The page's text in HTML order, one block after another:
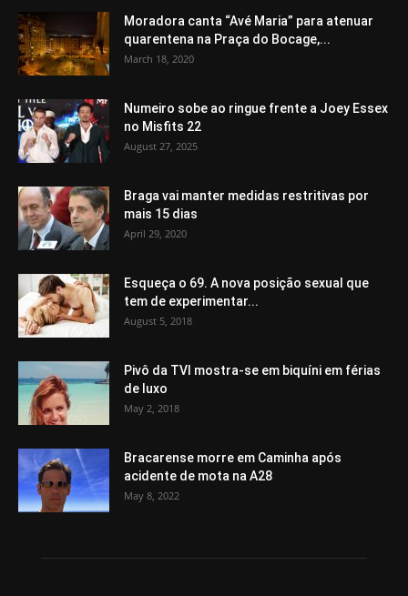
Moradora canta “Avé Maria” para atenuar
quarentena na Praça do Bocage,...
March 18, 2020
Numeiro sobe ao ringue frente a Joey Essex
no Misfits 22
August 27, 2025
Braga vai manter medidas restritivas por
mais 15 dias
April 29, 2020
Esqueça o 69. A nova posição sexual que
tem de experimentar...
August 5, 2018
Pivô da TVI mostra-se em biquíni em férias
de luxo
May 2, 2018
Bracarense morre em Caminha após
acidente de mota na A28
May 8, 2022